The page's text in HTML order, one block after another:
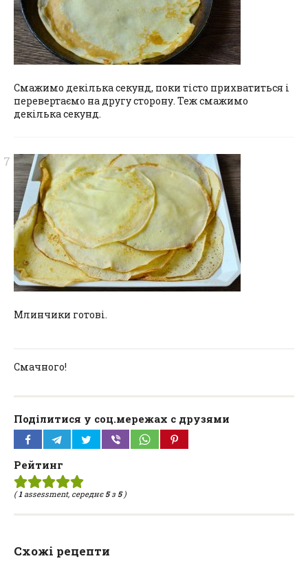
Смажимо декілька секунд, поки тісто прихватиться і
перевертаємо на другу сторону. Теж смажимо
декілька секунд.
Млинчики готові.
Смачного!
Поділитися у соц.мережах с друзями
Рейтинг
(1assessment, середнє5з 5)
Схожі рецепти